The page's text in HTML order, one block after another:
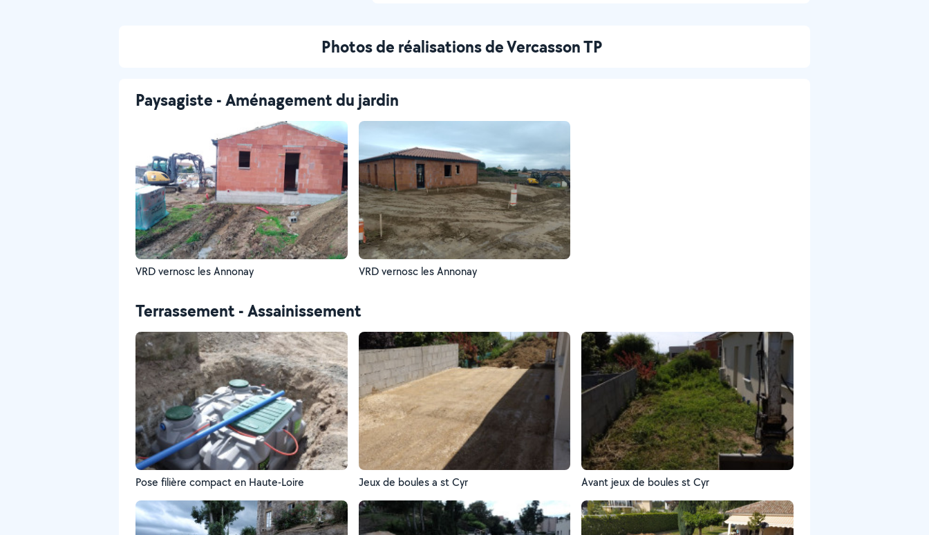
Photos de réalisations de Vercasson TP
Paysagiste - Aménagement du jardin
VRD vernosc les Annonay VRD vernosc les Annonay
Terrassement - Assainissement
Pose filière compact en Haute-Loire Jeux de boules a st Cyr Avant jeux de boules st Cyr